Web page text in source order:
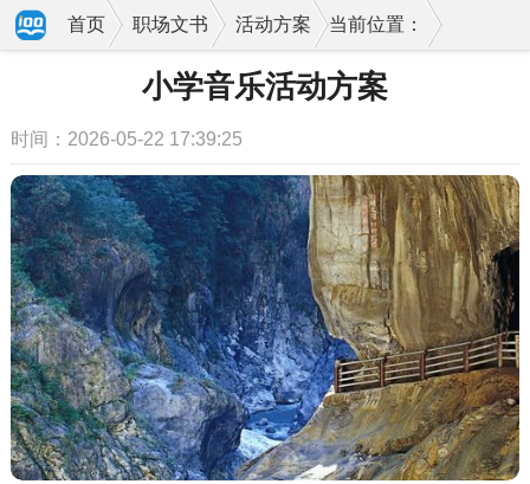
当前位置：
首页 职场文书 活动方案
小学音乐活动方案
时间：2026-05-22 17:39:25